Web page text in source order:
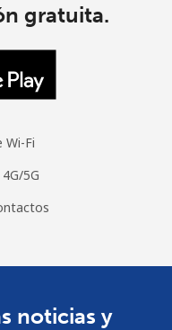
gratuita.
Wi-Fi
5G
noticias y